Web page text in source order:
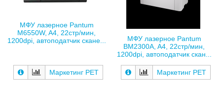
МФУ лазерное Pantum
M6550W, A4, 22стр/мин,
1200dpi, автоподатчик скане...
Маркетинг РЕТ
МФУ лазерное Pantum
BM2300A, A4, 22стр/мин,
1200dpi, автоподатчик скан...
Маркетинг РЕТ